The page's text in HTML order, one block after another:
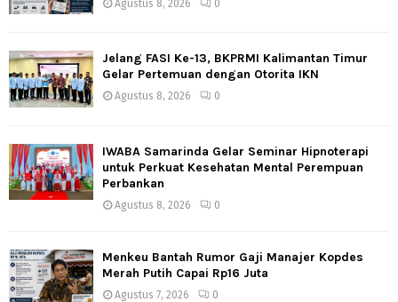
Agustus 8, 2026 0
Jelang FASI Ke-13, BKPRMI Kalimantan Timur
Gelar Pertemuan dengan Otorita IKN
Agustus 8, 2026 0
IWABA Samarinda Gelar Seminar Hipnoterapi
untuk Perkuat Kesehatan Mental Perempuan
Perbankan
Agustus 8, 2026 0
Menkeu Bantah Rumor Gaji Manajer Kopdes
Merah Putih Capai Rp16 Juta
Agustus 7, 2026 0